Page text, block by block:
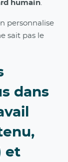
humain
personnalise
sait pas le
dans
et